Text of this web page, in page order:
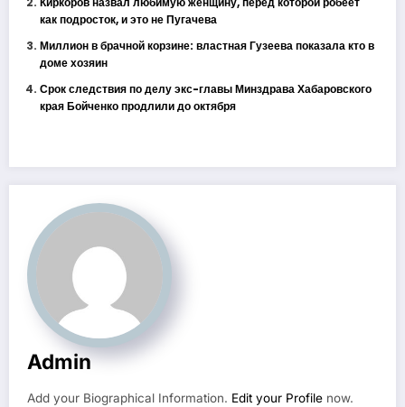
как подросток, и это не Пугачева
Миллион в брачной корзине: властная Гузеева показала кто в
доме хозяин
Срок следствия по делу экс-главы Минздрава Хабаровского
края Бойченко продлили до октября
Admin
Add your Biographical Information. Edit your Profile now.